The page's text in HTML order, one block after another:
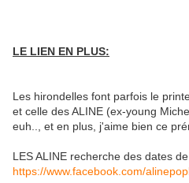
LE LIEN EN PLUS:
Les hirondelles font parfois le
et celle des ALINE (ex-young
euh.., et en plus, j'aime bien ce
LES ALINE recherche des dates
https://www.facebook.com/